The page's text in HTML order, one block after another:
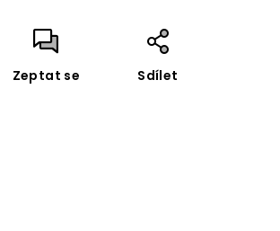
Zeptat se Sdílet